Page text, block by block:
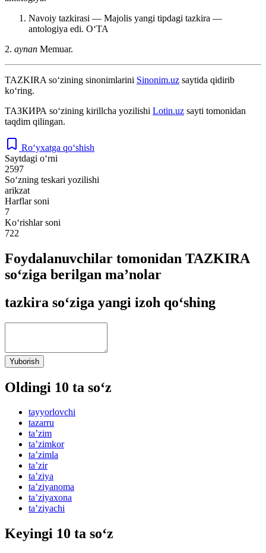
Navoiy tazkirasi — Majolis yangi tipdagi tazkira —
antologiya edi. OʻTA
2. aynan Memuar.
TAZKIRA so‘zining sinonimlarini Sinonim.uz saytida qidirib
ko‘ring.
ТАЗКИРА so‘zining kirillcha yozilishi Lotin.uz sayti tomonidan
taqdim qilingan.
Ro‘yxatga qo‘shish
Saytdagi o‘rni
2597
So‘zning teskari yozilishi
arikzat
Harflar soni
7
Ko‘rishlar soni
722
Foydalanuvchilar tomonidan TAZKIRA
so‘ziga berilgan ma’nolar
tazkira so‘ziga yangi izoh qo‘shing
Yuborish
Oldingi 10 ta so‘z
tayyorlovchi
tazarru
taʼzim
taʼzimkor
taʼzimla
taʼzir
taʼziya
taʼziyanoma
taʼziyaxona
taʼziyachi
Keyingi 10 ta so‘z